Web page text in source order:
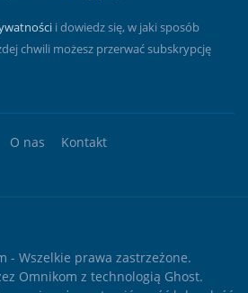
i dowiedz się, w jaki sposób
chwili możesz przerwać subskrypcję
O nas Kontakt
- Wszelkie prawa zastrzeżone.
Omnikom z technologią Ghost.